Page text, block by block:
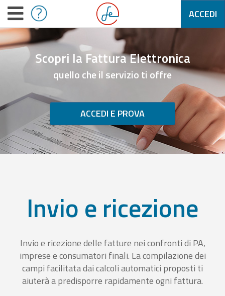
ACCEDI
Scopri la Fattura Elettronica
quello che il servizio ti offre
ACCEDI E PROVA
Invio e ricezione
Invio e ricezione delle fatture nei confronti di PA,
imprese e consumatori finali. La compilazione dei
campi facilitata dai calcoli automatici proposti ti
aiuterà a predisporre rapidamente ogni fattura.